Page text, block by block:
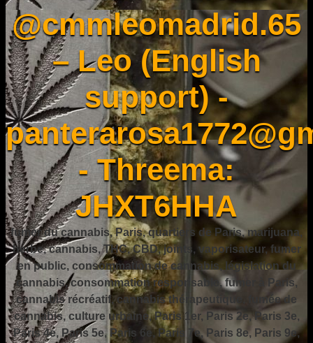
@cmmleomadrid.65
– Leo (English
support) -
- Threema:
JHXT6HHA
fumer du cannabis, Paris, quartiers de Paris, marijuana,
herbe, cannabis, THC, CBD, joints, vaporisateur, fumer
en public, consommation de cannabis, législation du
cannabis, consommation responsable, fumer à Paris,
cannabis récréatif, cannabis thérapeutique, fumée de
cannabis, culture urbaine, Paris 1er, Paris 2e, Paris 3e,
Paris 4e, Paris 5e, Paris 6e, Paris 7e, Paris 8e, Paris 9e,